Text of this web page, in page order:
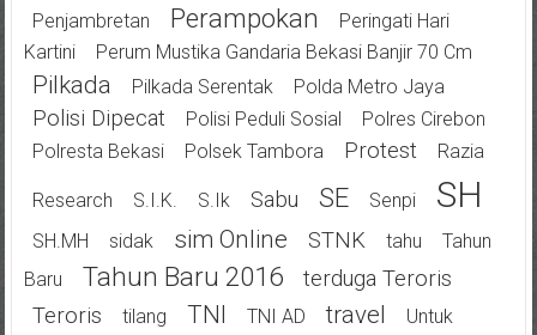
Penjambretan
Perampokan
Peringati Hari
Kartini
Perum Mustika Gandaria Bekasi Banjir 70 Cm
Pilkada Pilkada Serentak Polda Metro Jaya
Polisi Dipecat Polisi Peduli Sosial
Polres Cirebon
Polresta Bekasi
Polsek Tambora Protest Razia
Research S.I.K. S.Ik Sabu SE Senpi SH
SH.MH Sidak Sim Online STNK Tahu
Tahun
Baru
Tahun Baru 2016
Terduga Teroris
Teroris
Tilang TNI TNI AD Travel
Untuk